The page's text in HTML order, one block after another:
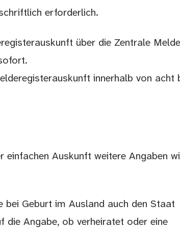
erforderlich.
über die Zentrale
innerhalb von acht
einfachen Auskunft weitere Angaben
Geburt im Ausland auch den Staat
die Angabe, ob verheiratet oder eine